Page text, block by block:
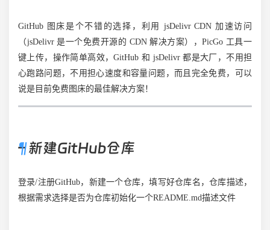
GitHub 图床是个不错的选择，利用 jsDelivr CDN 加速访问
（jsDelivr 是一个免费开源的 CDN 解决方案），PicGo 工具一
键上传，操作简单高效，GitHub 和 jsDelivr 都是大厂，不用担
心跑路问题，不用担心速度和容量问题，而且完全免费，可以
说是目前免费图床的最佳解决方案！
– 新建GitHub仓库
登录/注册GitHub，新建一个仓库，填写好仓库名，仓库描述，
根据需求选择是否为仓库初始化一个README.md描述文件